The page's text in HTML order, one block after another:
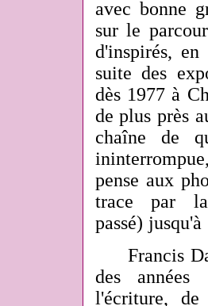
avec bonne
sur le
d'inspirés,
suite des
dès 1977 à
de plus près
chaîne de
pense aux
trace par
passé)
Francis
des
l'écriture,